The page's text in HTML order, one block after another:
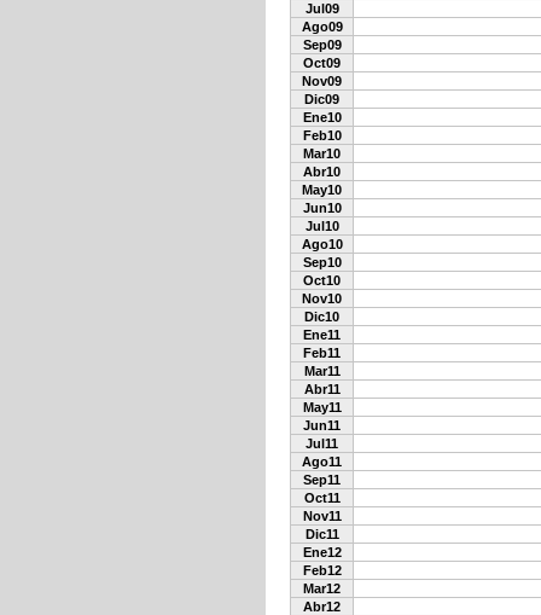
Jul09
Ago09
Sep09
Oct09
Nov09
Dic09
Ene10
Feb10
Mar10
Abr10
May10
Jun10
Jul10
Ago10
Sep10
Oct10
Nov10
Dic10
Ene11
Feb11
Mar11
Abr11
May11
Jun11
Jul11
Ago11
Sep11
Oct11
Nov11
Dic11
Ene12
Feb12
Mar12
Abr12